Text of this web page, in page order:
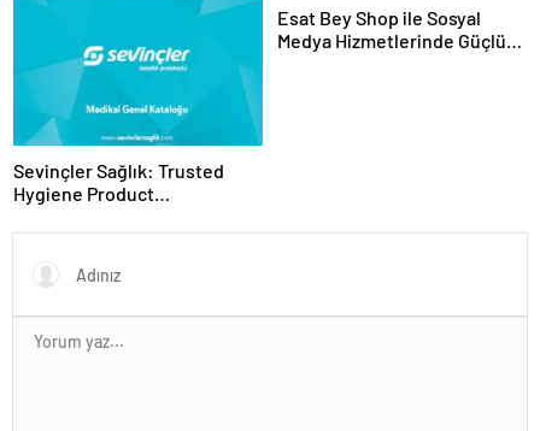
Sevinçler Sağlık: Trusted
Hygiene Product
Esat Bey Shop ile Sosyal
Medya Hizmetlerinde Güçlü